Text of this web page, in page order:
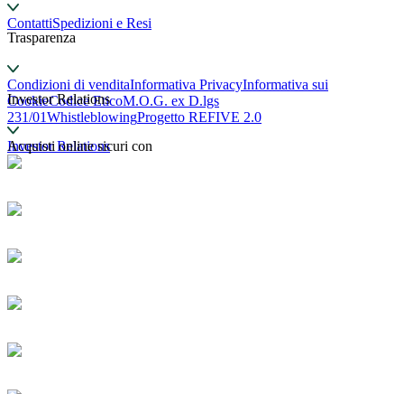
ContattiSpedizioni e Resi
Trasparenza
Condizioni di venditaInformativa PrivacyInformativa sui
CookieCodice EticoM.O.G. ex D.lgs
231/01WhistleblowingProgetto REFIVE 2.0
Investor Relations
Investor Relations
Acquisti online sicuri con